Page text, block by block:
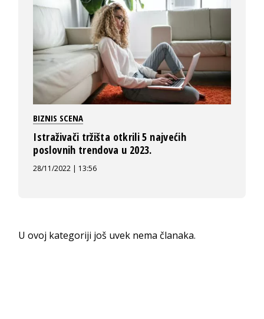
BIZNIS SCENA
Istraživači tržišta otkrili 5 najvećih
poslovnih trendova u 2023.
28/11/2022 | 13:56
U ovoj kategoriji još uvek nema članaka.